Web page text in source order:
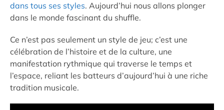
dans tous ses styles. Aujourd’hui nous allons plonger
dans le monde fascinant du shuffle.
Ce n’est pas seulement un style de jeu; c’est une
célébration de l’histoire et de la culture, une
manifestation rythmique qui traverse le temps et
l’espace, reliant les batteurs d’aujourd’hui à une riche
tradition musicale.